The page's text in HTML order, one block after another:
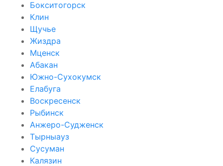
Бокситогорск
Клин
Щучье
Жиздра
Мценск
Абакан
Южно-Сухокумск
Елабуга
Воскресенск
Рыбинск
Анжеро-Судженск
Тырныауз
Сусуман
Калязин